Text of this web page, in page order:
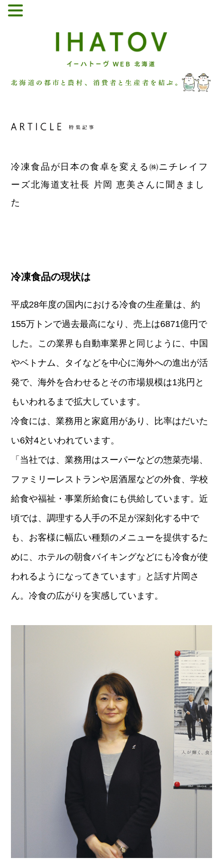
冷凍食品が日本の食卓を変える㈱ニチレイフ
ーズ北海道支社長 片岡 恵美さんに聞きまし
た
冷凍食品の現状は
平成28年度の国内における冷食の生産量は、約
155万トンで過去最高になり、売上は6871億円で
した。この業界も自動車業界と同じように、中国
やベトナム、タイなどを中心に海外への進出が活
発で、海外を合わせるとその市場規模は1兆円と
もいわれるまで拡大しています。
冷食には、業務用と家庭用があり、比率はだいた
い6対4といわれています。
「当社では、業務用はスーパーなどの惣菜売場、
ファミリーレストランや居酒屋などの外食、学校
給食や福祉・事業所給食にも供給しています。近
頃では、調理する人手の不足が深刻化する中で
も、お客様に幅広い種類のメニューを提供するた
めに、ホテルの朝食バイキングなどにも冷食が使
われるようになってきています」と話す片岡さ
ん。冷食の広がりを実感しています。